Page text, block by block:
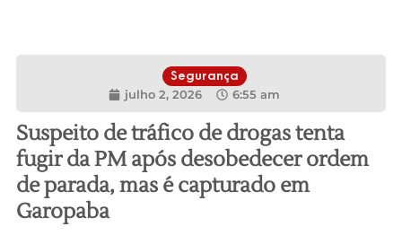
Segurança
julho 2, 2026 6:55 am
Suspeito de tráfico de drogas tenta
fugir da PM após desobedecer ordem
de parada, mas é capturado em
Garopaba